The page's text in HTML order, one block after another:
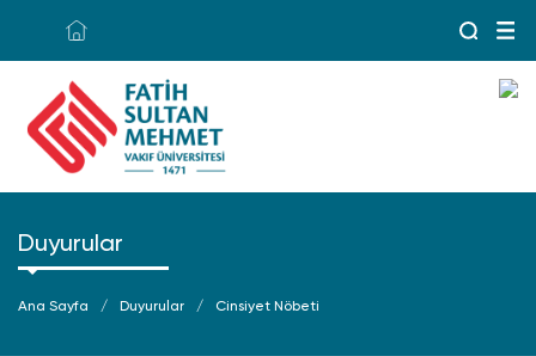
Duyurular
Ana Sayfa Duyurular Cinsiyet Nöbeti